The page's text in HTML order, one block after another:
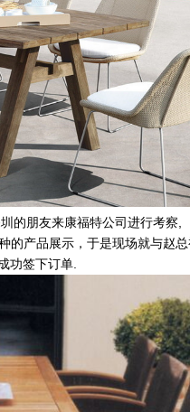
的朋友来康福特公司进行考察
的产品展示，于是现场就与赵
功签下订单